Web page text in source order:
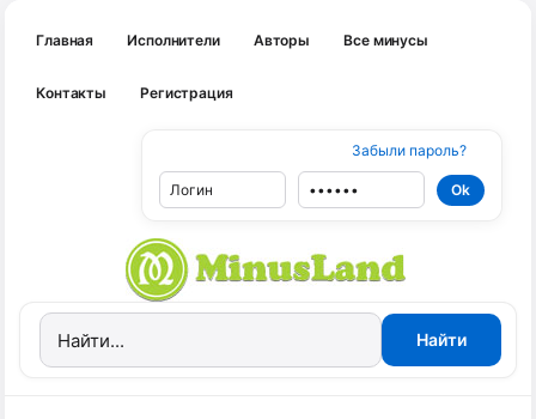
Главная Исполнители Авторы Все минусы
Контакты Регистрация
Забыли пароль?